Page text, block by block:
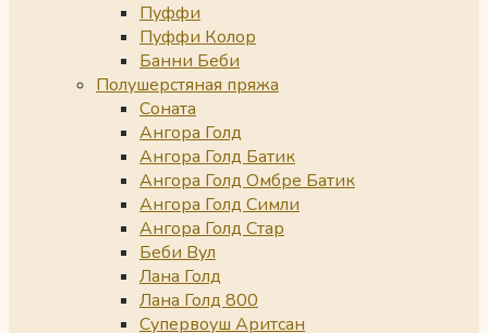
Пуффи
Пуффи Колор
Банни Беби
Полушерстяная пряжа
Соната
Ангора Голд
Ангора Голд Батик
Ангора Голд Омбре Батик
Ангора Голд Симли
Ангора Голд Стар
Беби Вул
Лана Голд
Лана Голд 800
Супервоуш Аритсан